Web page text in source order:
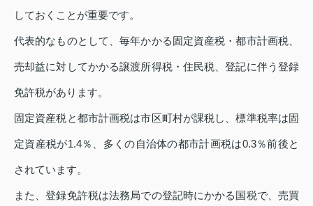
しておくことが重要です。
代表的なものとして、毎年かかる固定資産税・都市計画税、
売却益に対してかかる譲渡所得税・住民税、登記に伴う登録
免許税があります。
固定資産税と都市計画税は市区町村が課税し、標準税率は固
定資産税が1.4％、多くの自治体の都市計画税は0.3％前後と
されています。
また、登録免許税は法務局での登記時にかかる国税で、売買